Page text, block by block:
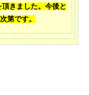
きました。今後と
第です。